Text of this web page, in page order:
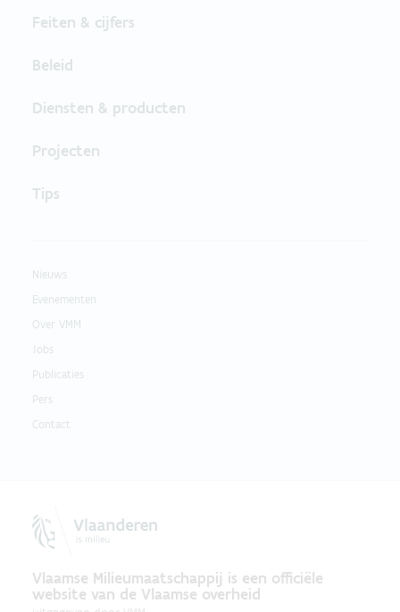
Feiten & cijfers
Beleid
Diensten & producten
Projecten
Tips
Nieuws
Evenementen
Over VMM
Jobs
Publicaties
Pers
Contact
Vlaamse Milieumaatschappij is een officiële
website van de Vlaamse overheid